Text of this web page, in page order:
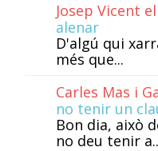
Josep Vicent
alenar
D'algú qui
més que...
Carles Mas i
no tenir un
Bon dia, això
no deu tenir